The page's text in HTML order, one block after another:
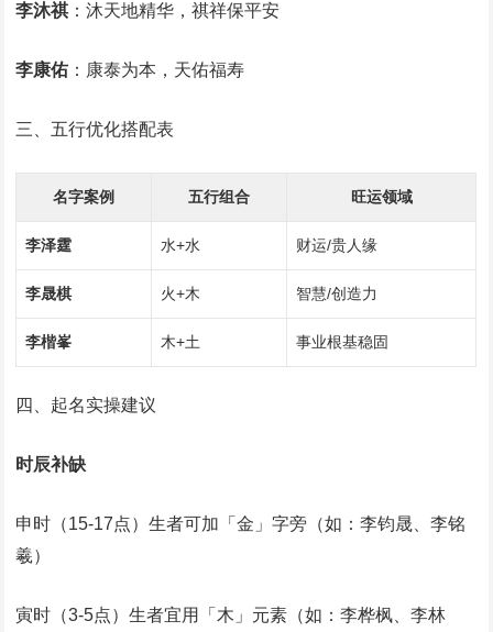
李沐祺 ‌：沐天地精华，祺祥保平安‌
李康佑 ‌：康泰为本，天佑福寿‌
三、五行优化搭配表
名字案例 五行组合 旺运领域
李泽霆 水+水 财运/贵人缘
李晟棋 火+木 智慧/创造力
李楷峯 木+土 事业根基稳固
四、起名实操建议
时辰补缺
申时（15-17点）生者可加「金」字旁（如：李钧晟、李铭
羲）
寅时（3-5点）生者宜用「木」元素（如：李桦枫、李林